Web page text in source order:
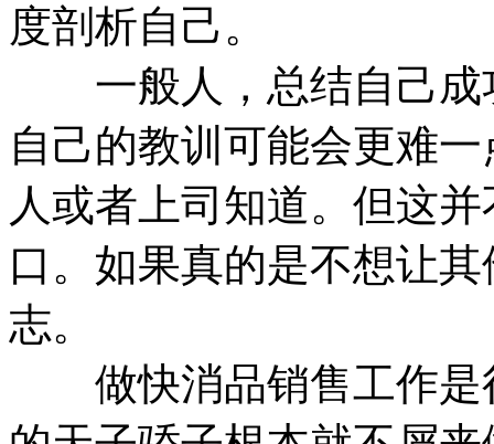
度剖析自己。
一般人，总结自己成
自己的教训可能会更难
人或者上司知道。但这
口。如果真的是不想让
志。
做快消品销售工作是